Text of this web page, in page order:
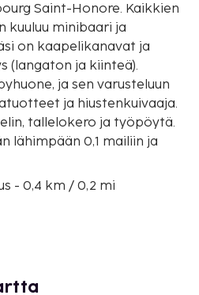
Saint-Honore. Kaikkien
kuuluu minibaari ja
on kaapelikanavat ja
(langaton ja kiinteä).
ja sen varusteluun
ja hiustenkuivaaja.
tallelokero ja työpöytä.
lähimpään 0,1 mailiin ja
- 0,4 km / 0,2 mi
mi